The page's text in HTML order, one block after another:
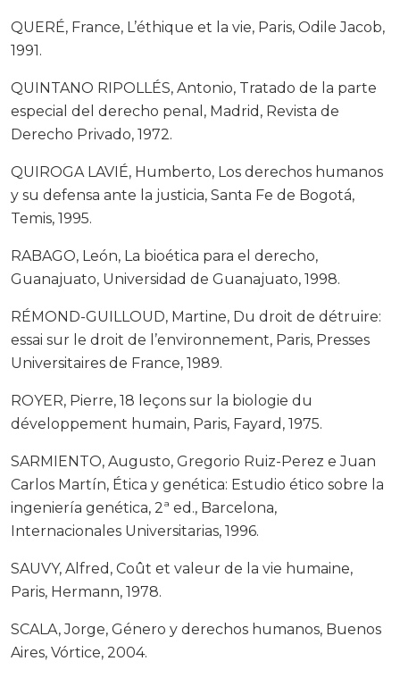
QUERÉ, France, L’éthique et la vie, Paris, Odile Jacob,
1991.
QUINTANO RIPOLLÉS, Antonio, Tratado de la parte
especial del derecho penal, Madrid, Revista de
Derecho Privado, 1972.
QUIROGA LAVIÉ, Humberto, Los derechos humanos
y su defensa ante la justicia, Santa Fe de Bogotá,
Temis, 1995.
RABAGO, León, La bioética para el derecho,
Guanajuato, Universidad de Guanajuato, 1998.
RÉMOND-GUILLOUD, Martine, Du droit de détruire:
essai sur le droit de l’environnement, Paris, Presses
Universitaires de France, 1989.
ROYER, Pierre, 18 leçons sur la biologie du
développement humain, Paris, Fayard, 1975.
SARMIENTO, Augusto, Gregorio Ruiz-Perez e Juan
Carlos Martín, Ética y genética: Estudio ético sobre la
ingeniería genética, 2ª ed., Barcelona,
Internacionales Universitarias, 1996.
SAUVY, Alfred, Coût et valeur de la vie humaine,
Paris, Hermann, 1978.
SCALA, Jorge, Género y derechos humanos, Buenos
Aires, Vórtice, 2004.